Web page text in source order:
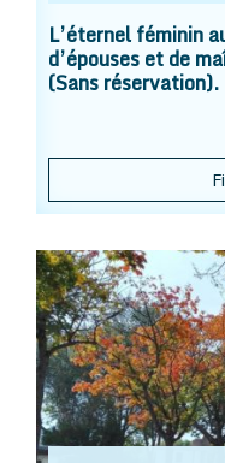
L’éternel féminin
d’épouses et de
(Sans réservation).